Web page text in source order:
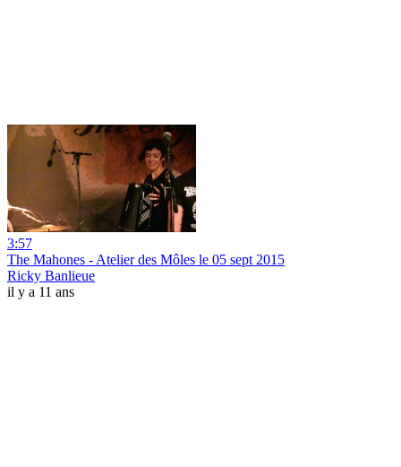
3:57
The Mahones - Atelier des Môles le 05 sept 2015
Ricky Banlieue
il y a 11 ans